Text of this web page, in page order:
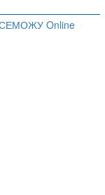
ВСЕМОЖУ Online